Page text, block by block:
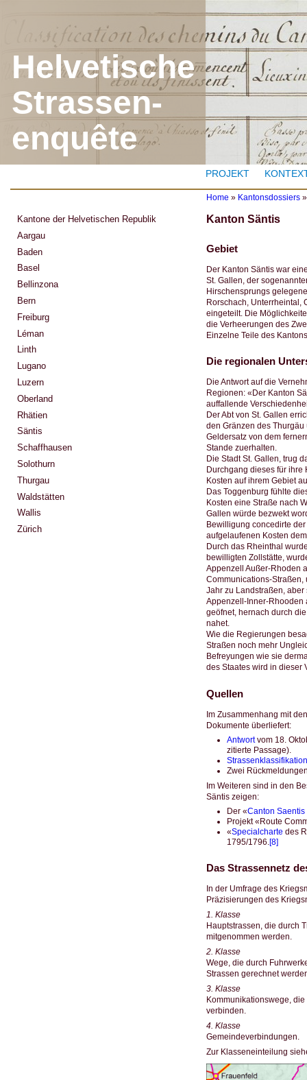
Helvetische
Strassen-
enquête
PROJEKT
Y
o
a
r
e
h
e
r
e
Home » Kantonsdossiers
Kanton Säntis
Gebiet
Der Kanton Säntis war
St. Gallen, der
Hirschensprungs
Rorschach, Unterrheintal,
eingeteilt. Die
die Verheerungen des
Einzelne Teile des
Die regionalen
Die Antwort auf die
Regionen: «Der Kanton
auffallende
Der Abt von St. Gallen
den Gränzen des
Geldersatz von dem
Stande zuerhalten.
Die Stadt St. Gallen, trug
Durchgang dieses für
Kosten auf ihrem Gebiet
Das Toggenburg fühlte
Kosten eine Straße nach
Gallen würde bezwekt
Bewilligung concedirte
aufgelaufenen Kosten
Durch das Rheinthal
bewilligten Zollstätte,
Appenzell Außer-Rhoden
Communications-
Jahr zu Landstraßen,
Appenzell-Inner-Rhooden
geöfnet, hernach durch
nahet.
Wie die Regierungen
Straßen noch mehr
Befreyungen wie sie
des Staates wird in dieser
Quellen
Im Zusammenhang mit
Dokumente überliefert:
Antwortvom 18.
zitierte Passage).
Strassenklassifikation
Zwei
Im Weiteren sind in den
Säntis zeigen:
Der «Canton Saentis
Projekt «Route
«Specialcharte des
1795/1796. [8]
Das Strassennetz
In der Umfrage des
Präzisierungen des
1. Klasse
Hauptstrassen, die durch
mitgenommen werden.
2. Klasse
Wege, die durch
Strassen gerechnet
3. Klasse
Kommunikationswege,
verbinden.
4. Klasse
Gemeindeverbindungen.
Zur Klasseneinteilung
Kantone der Helvetischen Republik
Aargau
Baden
Basel
Bellinzona
Bern
Freiburg
Léman
Linth
Lugano
Luzern
Oberland
Rhätien
Säntis
Schaffhausen
Solothurn
Thurgau
Waldstätten
Wallis
Zürich